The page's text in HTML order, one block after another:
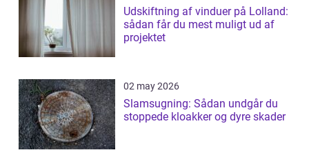
Udskiftning af vinduer på Lolland:
sådan får du mest muligt ud af
projektet
02 may 2026
Slamsugning: Sådan undgår du
stoppede kloakker og dyre skader